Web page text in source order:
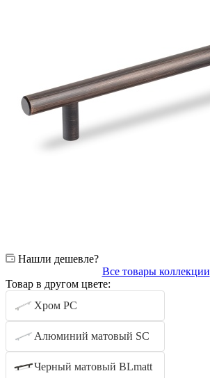
Нашли дешевле?
Все товары коллекции
Товар в другом цвете:
Хром PC
Алюминий матовый SC
Черный матовый BLmatt